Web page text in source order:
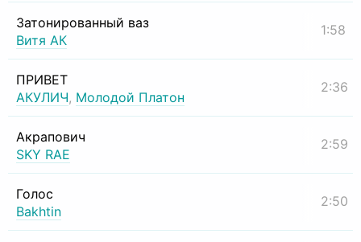
Затонированный ваз
Витя АК
1:58
ПРИВЕТ
АКУЛИЧ, Молодой Платон
2:36
Акрапович
SKY RAE
2:59
Голос
Bakhtin
2:50